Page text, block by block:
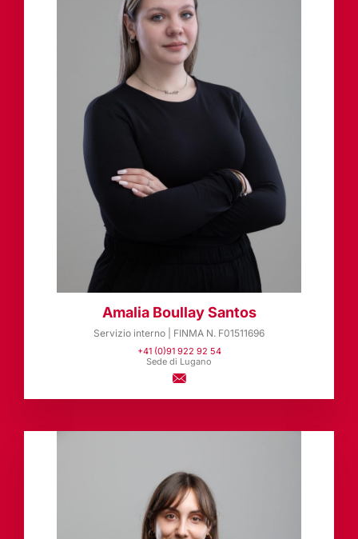
Amalia Boullay Santos
Servizio interno | FINMA N. F01511696
+41 (0)91 922 92 54
Sede di Lugano